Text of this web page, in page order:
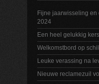
Fijne jaarwisseling
2024
Een heel gelukkig
Welkomstbord op
Leuke verassing na
Nieuwe reclamezuil